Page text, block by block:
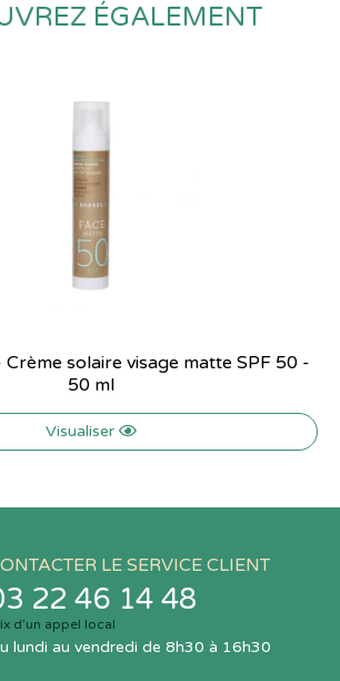
ÉGALEMENT
solaire visage matte SPF 50 -
50 ml
Visualiser
LE SERVICE CLIENT
22 46 14 48
d’un appel local
lundi au vendredi de 8h30 à 16h30